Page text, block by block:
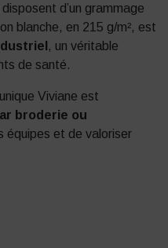
d’un grammage
blanche, en 215 g/m², est
, un véritable
de santé.
Viviane est
broderie ou
équipes et de valoriser